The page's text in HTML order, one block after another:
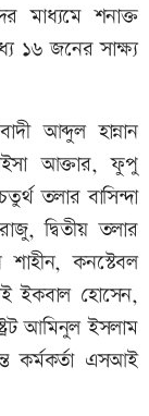
মাধ্যমে শনাক্ত
১৬ জনের সাক্ষ্য
আব্দুল হান্নান
আক্তার, ফুপু
তলার বাসিন্দা
দ্বিতীয় তলার
কনস্টেবল
ইকবাল হোসেন,
আমিনুল ইসলাম
কর্মকর্তা এসআই